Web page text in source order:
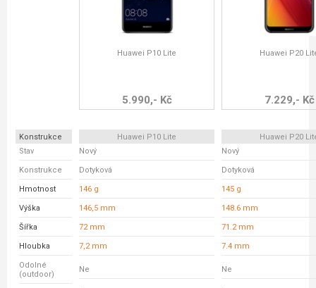
Huawei P10 Lite
5.990,- Kč
Huawei P20
7.229,- Kč
Konstrukce Huawei P10 Lite
Huawei P20
Stav
Nový Nový
Konstrukce Dotyková Dotyková
Hmotnost 146 g 145 g
Výška 146,5 mm 148.6 mm
Šířka 72 mm 71.2 mm
Hloubka 7,2 mm 7.4 mm
Odolné
(outdoor)
Ne Ne